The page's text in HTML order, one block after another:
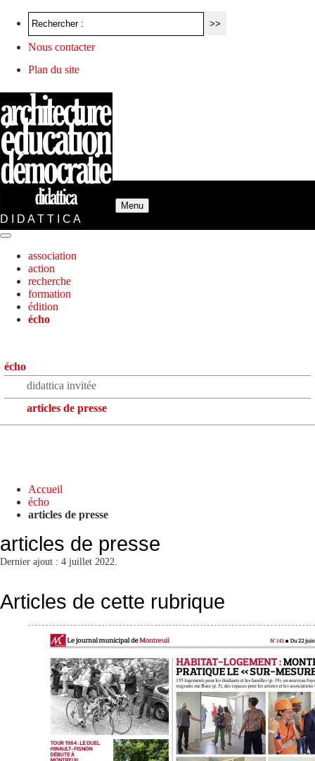
Nous contacter
Plan du site
Menu
D I D A T T I C A
association
action
recherche
formation
édition
écho
écho
didattica invitée
articles de presse
Accueil
écho
articles de presse
articles de presse
Dernier ajout : 4 juillet 2022.
Articles de cette rubrique